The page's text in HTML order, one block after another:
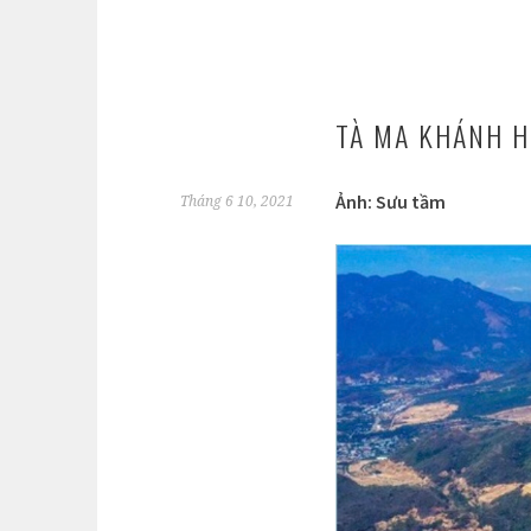
TÀ MA KHÁNH
Tháng 6 10, 2021 Ảnh: Sưu tầm